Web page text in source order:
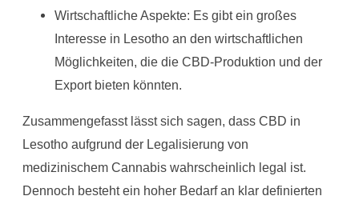
Wirtschaftliche Aspekte: Es gibt ein großes
Interesse in Lesotho an den wirtschaftlichen
Möglichkeiten, die die CBD-Produktion und der
Export bieten könnten.
Zusammengefasst lässt sich sagen, dass CBD in
Lesotho aufgrund der Legalisierung von
medizinischem Cannabis wahrscheinlich legal ist.
Dennoch besteht ein hoher Bedarf an klar definierten